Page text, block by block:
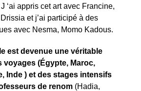
J ‘ai appris cet art avec Francine,
et j’ai participé à des
avec Nesma, Momo Kadous.
est devenue une véritable
voyages (Égypte, Maroc,
Inde ) et des stages intensifs
de renom (Hadia,